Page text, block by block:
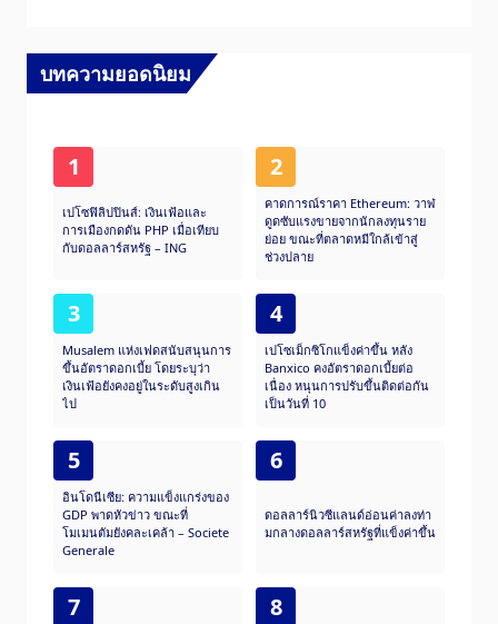
บทความยอดนิยม
1
เปโซฟิลิปปินส์: เงินเฟ้อและ
การเมืองกดดัน PHP เมื่อเทียบ
กับดอลลาร์สหรัฐ – ING
2
คาดการณ์ราคา Ethereum: วาฬ
ดูดซับแรงขายจากนักลงทุนราย
ย่อย ขณะที่ตลาดหมีใกล้เข้าสู่
ช่วงปลาย​
3
Musalem แห่งเฟดสนับสนุนการ
ขึ้นอัตราดอกเบี้ย โดยระบุว่า
เงินเฟ้อยังคงอยู่ในระดับสูงเกิน
ไป
4
เปโซเม็กซิโกแข็งค่าขึ้น หลัง
Banxico คงอัตราดอกเบี้ยต่อ
เนื่อง หนุนการปรับขึ้นติดต่อกัน
เป็นวันที่ 10
5
อินโดนีเซีย: ความแข็งแกร่งของ
GDP พาดหัวข่าว ขณะที่
โมเมนตัมยังคละเคล้า – Societe
Generale
6
ดอลลาร์นิวซีแลนด์อ่อนค่าลงท่า
มกลางดอลลาร์สหรัฐที่แข็งค่าขึ้น
7 8